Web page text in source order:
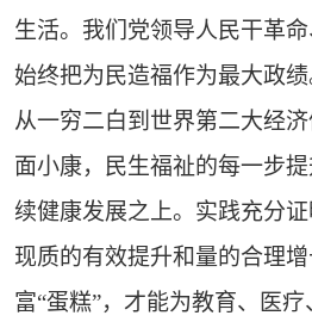
生活。我们党领导人民干革命
始终把为民造福作为最大政绩
从一穷二白到世界第二大经
面小康，民生福祉的每一步
续健康发展之上。实践充分
现质的有效提升和量的合理
富“蛋糕”，才能为教育、医